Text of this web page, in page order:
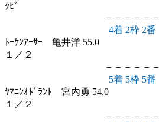
ｸﾋﾞ
－－－－－－
4着 2枠 2番
ﾄｰｹﾝｱｰｻｰ 亀井洋 55.0
１／２
－－－－－－
5着 5枠 5番
ﾔﾏﾆﾝｵﾄﾞﾗﾝﾄ 宮内勇 54.0
１／２
－－－－－－